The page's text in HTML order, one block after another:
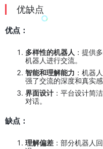
优缺点
优点：
多样性的机器人 ：提供
机器人进行交流。
智能和理解能力 ：机器
强了交流的深度和真实感
界面设计 ：平台设计简
对话。
缺点：
理解偏差 ：部分机器人